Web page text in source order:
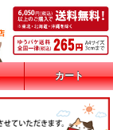
カート